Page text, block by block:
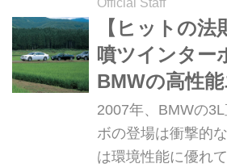
り返ってみよう。
Motor Magazine
Official Staff
【ヒットの法
噴ツインター
BMWの高性
しい時代に入
2007年、BMWの
ボの登場は衝撃的
は環境性能に優れ